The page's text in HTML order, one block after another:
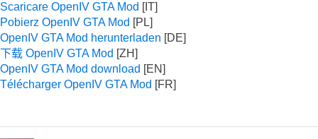
Scaricare OpenIV GTA Mod
Pobierz OpenIV GTA Mod
OpenIV GTA Mod herunterladen
下载 OpenIV GTA Mod
OpenIV GTA Mod download
Télécharger OpenIV GTA Mod